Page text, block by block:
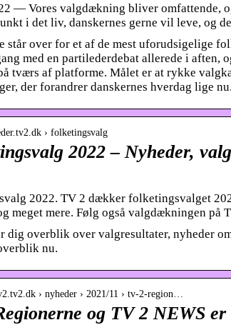
— Vores valgdækning bliver omfattende,
i det liv, danskernes gerne vil leve, og
står over for et af de mest uforudsigelige
med en partilederdebat allerede i aften,
tværs af platforme. Målet er at rykke
der forandrer danskernes hverdag lige nu.
› folketingsvalg
2022 – Nyheder,
2022. TV 2 dækker folketingsvalget
meget mere. Følg også valgdækningen på
dig overblik over valgresultater, nyheder
nu.
› nyheder › 2021/11 › tv-2-region…
og TV 2 NEWS